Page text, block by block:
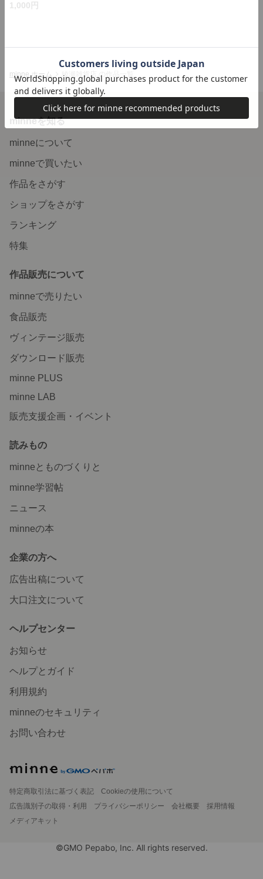
1,000円
minne ホーム 綾瀬雑貨店 の作品一覧
minneを知る
minneについて
minneで買いたい
作品をさがす
ショップをさがす
ランキング
特集
作品販売について
minneで売りたい
食品販売
ヴィンテージ販売
ダウンロード販売
minne PLUS
minne LAB
販売支援企画・イベント
読みもの
minneとものづくりと
minne学習帖
ニュース
minneの本
企業の方へ
広告出稿について
大口注文について
ヘルプセンター
お知らせ
ヘルプとガイド
利用規約
minneのセキュリティ
お問い合わせ
特定商取引法に基づく表記
Cookieの使用について
広告識別子の取得・利用
プライバシーポリシー 会社概要
採用情報
メディアキット
©GMO Pepabo, Inc. All rights reserved.